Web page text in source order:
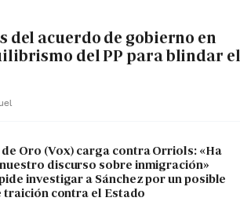
del acuerdo de gobierno en
del PP para blindar el
Oro (Vox) carga contra Orriols: «Ha
discurso sobre inmigración»
investigar a Sánchez por un posible
traición contra el Estado